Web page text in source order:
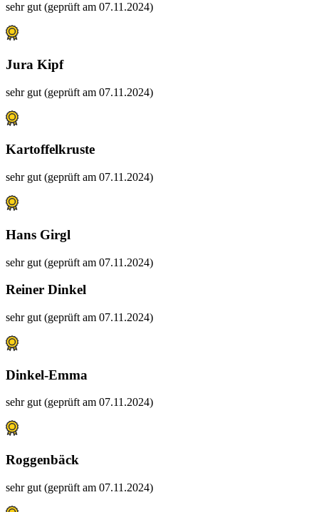
sehr gut (geprüft am 07.11.2024)
Jura Kipf
sehr gut (geprüft am 07.11.2024)
Kartoffelkruste
sehr gut (geprüft am 07.11.2024)
Hans Girgl
sehr gut (geprüft am 07.11.2024)
Reiner Dinkel
sehr gut (geprüft am 07.11.2024)
Dinkel-Emma
sehr gut (geprüft am 07.11.2024)
Roggenbäck
sehr gut (geprüft am 07.11.2024)